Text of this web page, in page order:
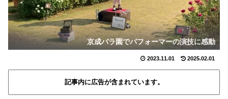
京成バラ園でパフォーマーの演技に感動
2023.11.01 2025.02.01
記事内に広告が含まれています。